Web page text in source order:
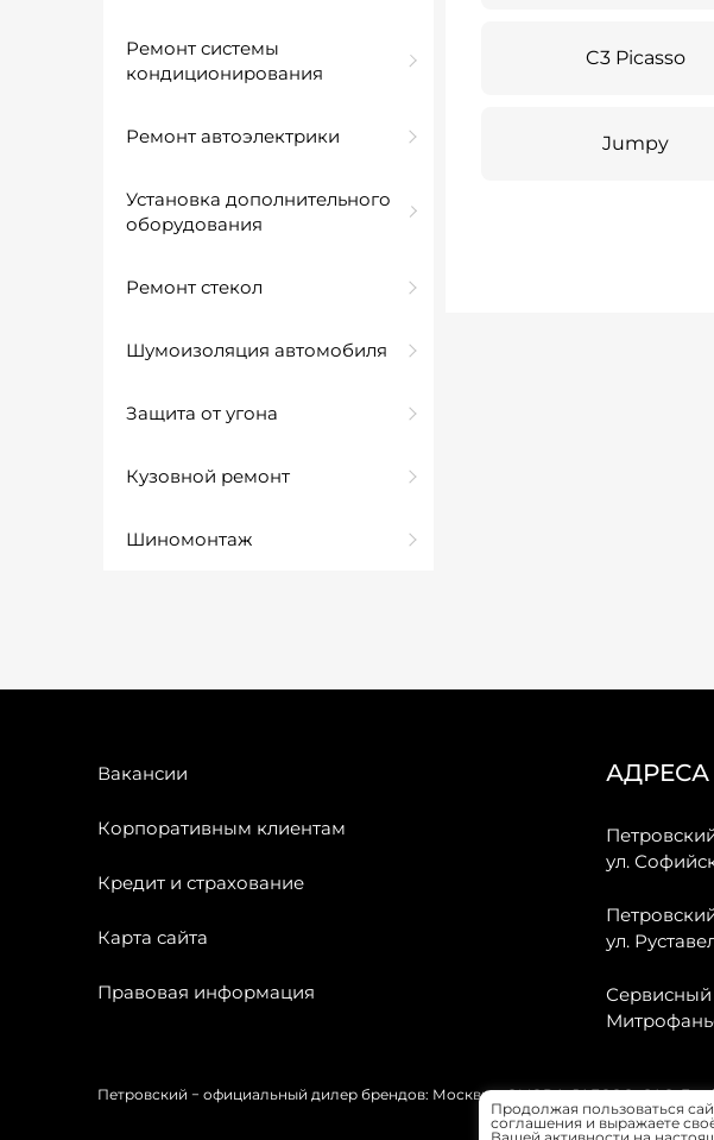
Ремонт системы
кондиционирования
Ремонт автоэлектрики
Установка дополнительного
оборудования
Ремонт стекол
Шумоизоляция автомобиля
Защита от угона
Кузовной ремонт
Шиномонтаж
C3 Picasso
Jumpy
Вакансии
Корпоративным клиентам
Кредит и страхование
Карта сайта
Правовая информация
АДРЕСА
ул.
ул.
Сервисный
Петровский − официальный дилер брендов: Москвич, OMODA, JAECOO, GAC,
Продолжая пользоваться
соглашения и выражаете